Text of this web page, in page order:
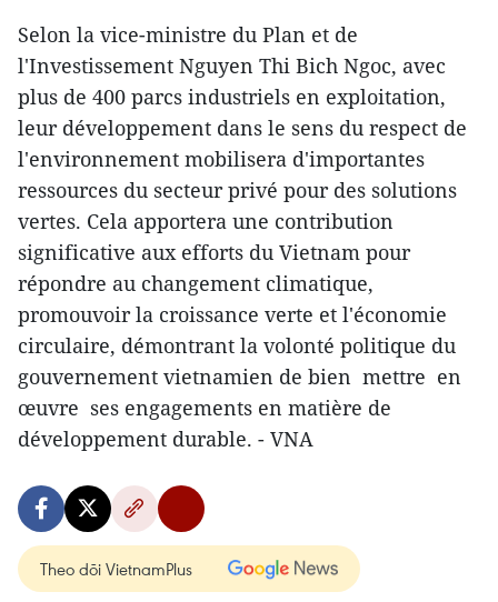
Selon la vice-ministre du Plan et de
l'Investissement Nguyen Thi Bich Ngoc, avec
plus de 400 parcs industriels en exploitation,
leur développement dans le sens du respect de
l'environnement mobilisera d'importantes
ressources du secteur privé pour des solutions
vertes. Cela apportera une contribution
significative aux efforts du Vietnam pour
répondre au changement climatique,
promouvoir la croissance verte et l'économie
circulaire, démontrant la volonté politique du
gouvernement vietnamien de bien mettre en
œuvre ses engagements en matière de
développement durable. - VNA
Theo dõi VietnamPlus